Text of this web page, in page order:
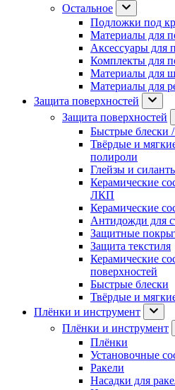
Остальное
Подложки под
Материалы для
Аксессуары для
Комплекты для
Материалы для
Материалы для
Защита поверхностей
Защита поверхностей
Быстрые блески
Твёрдые и
полироли
Глейзы и
Керамические
ЛКП
Керамические
Антидожди для
Защитные
Защита текстиля
Керамические
поверхностей
Быстрые блески
Твёрдые и
Плёнки и инструмент
Плёнки и инструмент
Плёнки
Установочные
Ракели
Насадки для